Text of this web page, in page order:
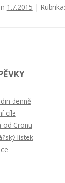
1.7.2015 | Rubrika:
denně
cíle
od Cronu
lístek